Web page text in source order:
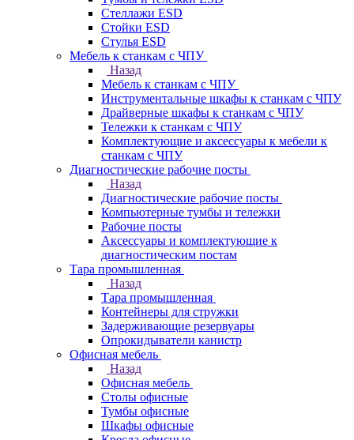
Стеллажи ESD
Стойки ESD
Стулья ESD
Мебель к станкам с ЧПУ
Назад
Мебель к станкам с ЧПУ
Инструментальные шкафы к станкам с ЧПУ
Драйверные шкафы к станкам с ЧПУ
Тележки к станкам с ЧПУ
Комплектующие и аксессуары к мебели к
станкам с ЧПУ
Диагностические рабочие посты
Назад
Диагностические рабочие посты
Компьютерные тумбы и тележки
Рабочие посты
Аксессуары и комплектующие к
диагностическим постам
Тара промышленная
Назад
Тара промышленная
Контейнеры для стружки
Задерживающие резервуары
Опрокидыватели канистр
Офисная мебель
Назад
Офисная мебель
Столы офисные
Тумбы офисные
Шкафы офисные